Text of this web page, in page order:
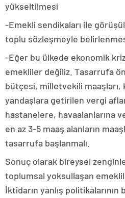
yükseltilmesi
-Emekli sendikaları ile
toplu sözleşmeyle
-Eğer bu ülkede ekonomik
emekliler değiliz. Tasarrufa
bütçesi, milletvekili maaşları,
yandaşlara getirilen vergi
hastanelere, havaalanlarına
en az 3-5 maaş alanların
tasarrufa başlanmalı.
Sonuç olarak bireysel
toplumsal yoksullaşan
İktidarın yanlış